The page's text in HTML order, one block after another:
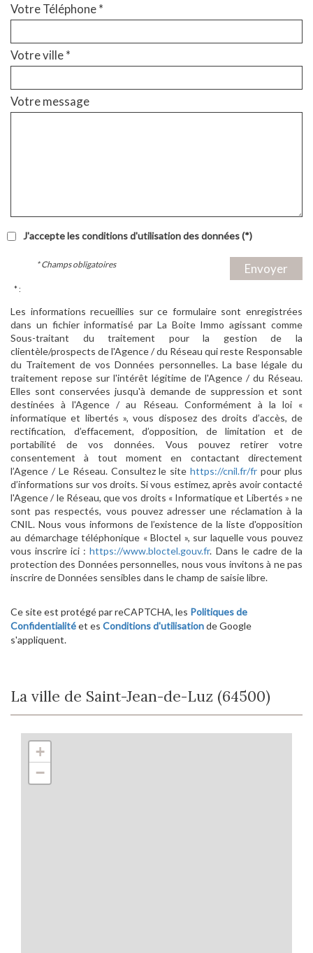
Votre Téléphone *
Votre ville *
Votre message
J'accepte les conditions d'utilisation des données (*)
Envoyer
* Champs obligatoires
* :
Les informations recueillies sur ce formulaire sont enregistrées
dans un fichier informatisé par La Boite Immo agissant comme
Sous-traitant du traitement pour la gestion de la
clientèle/prospects de l'Agence / du Réseau qui reste Responsable
du Traitement de vos Données personnelles. La base légale du
traitement repose sur l'intérêt légitime de l'Agence / du Réseau.
Elles sont conservées jusqu'à demande de suppression et sont
destinées à l'Agence / au Réseau. Conformément à la loi «
informatique et libertés », vous disposez des droits d’accès, de
rectification, d’effacement, d’opposition, de limitation et de
portabilité de vos données. Vous pouvez retirer votre
consentement à tout moment en contactant directement
l’Agence / Le Réseau. Consultez le sitehttps://cnil.fr/fr pour plus
d’informations sur vos droits. Si vous estimez, après avoir contacté
l'Agence / le Réseau, que vos droits « Informatique et Libertés » ne
sont pas respectés, vous pouvez adresser une réclamation à la
CNIL. Nous vous informons de l’existence de la liste d'opposition
au démarchage téléphonique « Bloctel », sur laquelle vous pouvez
vous inscrire ici :https://www.bloctel.gouv.fr. Dans le cadre de la
protection des Données personnelles, nous vous invitons à ne pas
inscrire de Données sensibles dans le champ de saisie libre.
Ce site est protégé par reCAPTCHA, les Politiques de
Confidentialitéet es Conditions d'utilisationde Google
s'appliquent.
La ville de Saint-Jean-de-Luz (64500)
+
−